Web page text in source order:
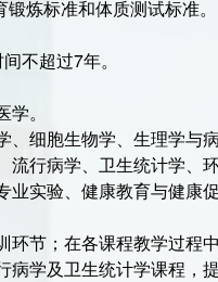
炼标准和体质测试标准。
不超过7年。
。
、细胞生物学、生理学
行病学、卫生统计学
实验、健康教育与健康促
节；在各课程教学过
病学及卫生统计学课程